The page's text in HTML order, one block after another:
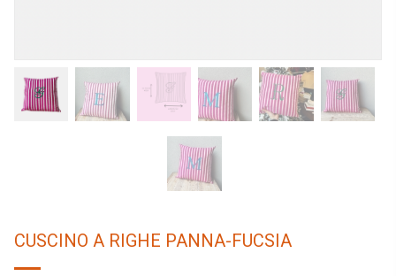
CUSCINO A RIGHE PANNA-FUCSIA